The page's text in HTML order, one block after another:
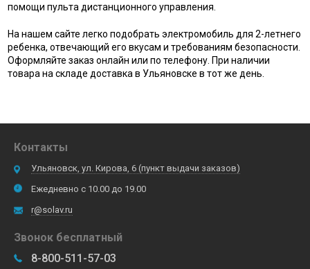
помощи пульта дистанционного управления.
На нашем сайте легко подобрать электромобиль для 2-летнего
ребенка, отвечающий его вкусам и требованиям безопасности.
Оформляйте заказ онлайн или по телефону. При наличии
товара на складе доставка в Ульяновске в тот же день.
Контакты
Ульяновск, ул. Кирова, 6 (пункт выдачи заказов)
Ежедневно с 10.00 до 19.00
r@solav.ru
Звонок бесплатный
8-800-511-57-03